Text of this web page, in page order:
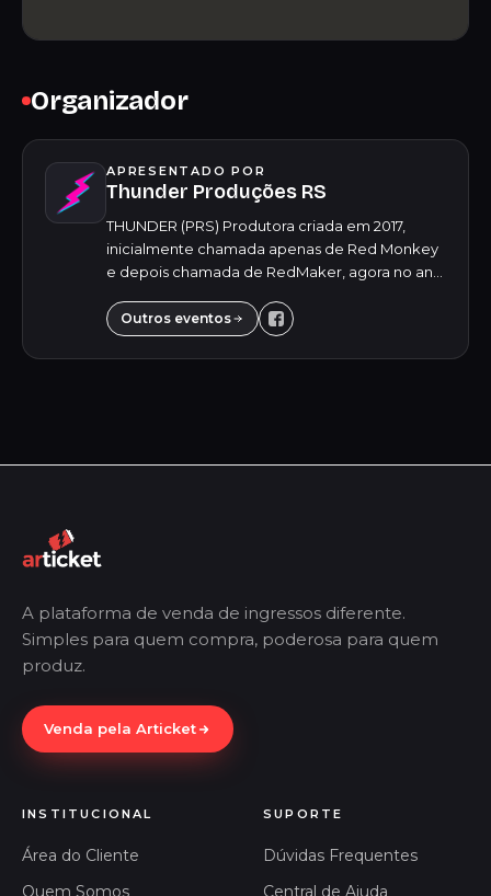
Organizador
APRESENTADO POR
Thunder Produções RS
THUNDER (PRS) Produtora criada em 2017,
inicialmente chamada apenas de Red Monkey
e depois chamada de RedMaker, agora no ano
de inovar mais uma vez, atualizar o nome da
produt...
Outros eventos
A plataforma de venda de ingressos diferente.
Simples para quem compra, poderosa para quem
produz.
Venda pela Articket
INSTITUCIONAL
Área do Cliente
Quem Somos
SUPORTE
Dúvidas Frequentes
Central de Ajuda